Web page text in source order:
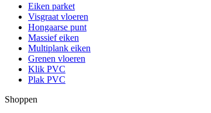
Eiken parket
Visgraat vloeren
Hongaarse punt
Massief eiken
Multiplank eiken
Grenen vloeren
Klik PVC
Plak PVC
Shoppen